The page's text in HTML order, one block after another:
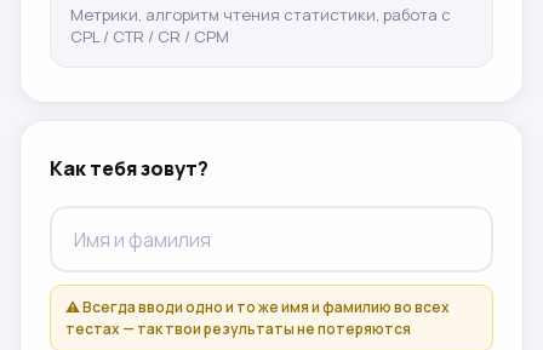
Метрики, алгоритм чтения статистики, работа с
CPL / CTR / CR / CPM
Как тебя зовут?
⚠️ Всегда вводи одно и то же имя и фамилию во всех
тестах — так твои результаты не потеряются